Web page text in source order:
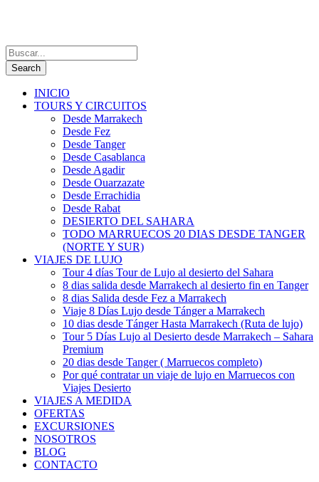
INICIO
TOURS Y CIRCUITOS
Desde Marrakech
Desde Fez
Desde Tanger
Desde Casablanca
Desde Agadir
Desde Ouarzazate
Desde Errachidia
Desde Rabat
DESIERTO DEL SAHARA
TODO MARRUECOS 20 DIAS DESDE TANGER
(NORTE Y SUR)
VIAJES DE LUJO
Tour 4 días Tour de Lujo al desierto del Sahara
8 dias salida desde Marrakech al desierto fin en Tanger
8 dias Salida desde Fez a Marrakech
Viaje 8 Días Lujo desde Tánger a Marrakech
10 dias desde Tánger Hasta Marrakech (Ruta de lujo)
Tour 5 Días Lujo al Desierto desde Marrakech – Sahara
Premium
20 dias desde Tanger ( Marruecos completo)
Por qué contratar un viaje de lujo en Marruecos con
Viajes Desierto
VIAJES A MEDIDA
OFERTAS
EXCURSIONES
NOSOTROS
BLOG
CONTACTO